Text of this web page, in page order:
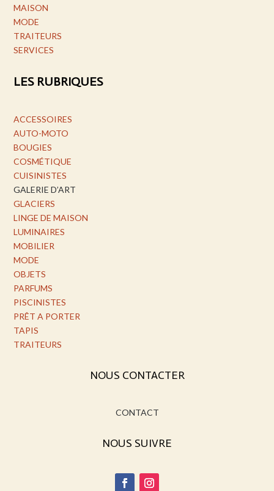
MAISON
MODE
TRAITEURS
SERVICES
LES RUBRIQUES
ACCESSOIRES
AUTO-MOTO
BOUGIES
COSMÉTIQUE
CUISINISTES
GALERIE D’ART
GLACIERS
LINGE DE MAISON
LUMINAIRES
MOBILIER
MODE
OBJETS
PARFUMS
PISCINISTES
PRÊT A PORTER
TAPIS
TRAITEURS
NOUS CONTACTER
CONTACT
NOUS SUIVRE